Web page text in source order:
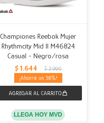
Championes Reebok Mujer
Rhythmcity Mid II M46824
Casual - Negro/rosa
$ 1.644 $ 3.990
58
LLEGA HOY MVD